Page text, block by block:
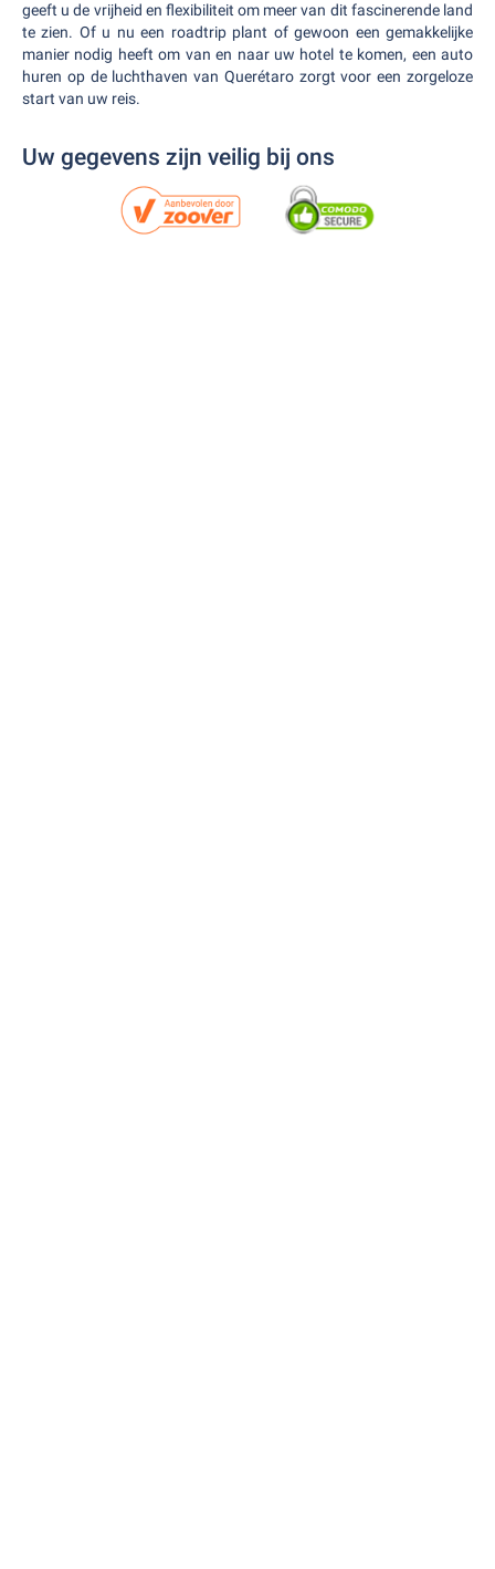
geeft u de vrijheid en flexibiliteit om meer van dit fascinerende land
te zien. Of u nu een roadtrip plant of gewoon een gemakkelijke
manier nodig heeft om van en naar uw hotel te komen, een auto
huren op de luchthaven van Querétaro zorgt voor een zorgeloze
start van uw reis.
Uw gegevens zijn veilig bij ons